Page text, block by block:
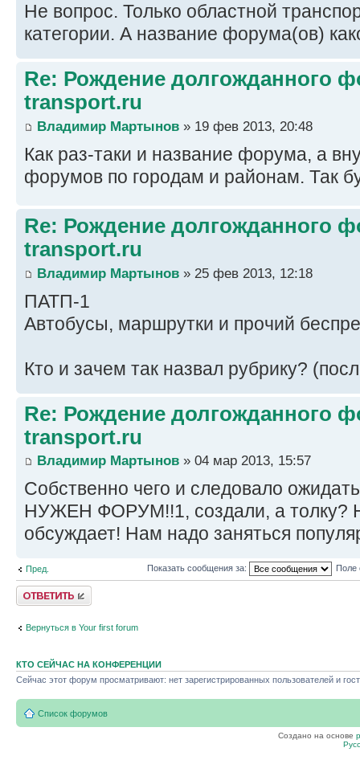
Не вопрос. Только областной
категории. А название форума(ов)
Re: Рождение долгожданного
transport.ru
Владимир Мартынов » 19 фев 2013, 20:48
Как раз-таки и название форума, а
форумов по городам и районам. Так
Re: Рождение долгожданного
transport.ru
Владимир Мартынов » 25 фев 2013, 12:18
ПАТП-1
Автобусы, маршрутки и прочий
Кто и зачем так назвал рубрику?
Re: Рождение долгожданного
transport.ru
Владимир Мартынов » 04 мар 2013, 15:57
Собственно чего и следовало
НУЖЕН ФОРУМ!!1, создали, а толку?
обсуждает! Нам надо заняться
Пред. Показать сообщения за: Поле
Ответить
Вернуться в Your first forum
КТО СЕЙЧАС НА КОНФЕРЕНЦИИ
Сейчас этот форум просматривают: нет зарегистрированных пользователей и
Список форумов
Создано на основе